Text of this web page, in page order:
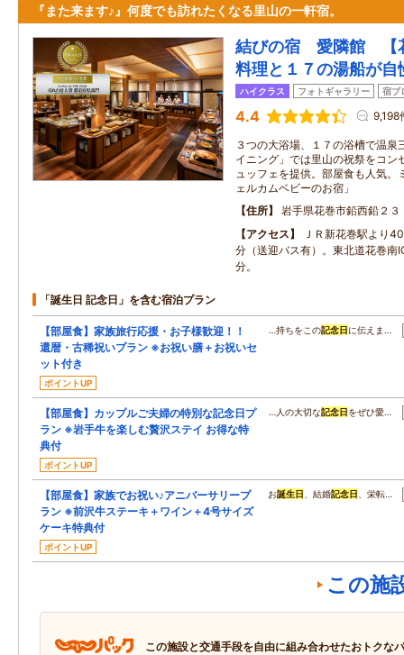
『また来ます♪』何度でも訪れたくなる里山の一軒宿。
結びの宿 愛隣館 【
料理と１７の湯船が自
ハイクラス フォトギャラリー 宿ブ
4.4 9,198
３つの大浴場、１７の浴槽で温泉
イニング」では里山の祝祭をコン
ュッフェを提供。部屋食も人気。
ェルカムベビーのお宿」
住所
岩手県花巻市鉛西鉛２３
アクセス
ＪＲ新花巻駅より
分（送迎バス有）。東北道花巻南
分。
「誕生日 記念日」を含む宿泊プラン
【部屋食】家族旅行応援・お子様歓迎！！
還暦・古稀祝いプラン ※お祝い膳＋お祝いセ
ット付き
ポイントUP
…持ちをこの記念日 に伝えま…
【部屋食】カップルご夫婦の特別な記念日プ
ラン ※岩手牛を楽しむ贅沢ステイ お得な特
典付
ポイントUP
…人の大切な記念日 をぜひ愛…
【部屋食】家族でお祝い♪アニバーサリープ
ラン ※前沢牛ステーキ＋ワイン＋4号サイズ
ケーキ特典付
ポイントUP
お誕生日 、結婚記念日 、栄転…
この施
この施設と交通手段を自由に組み合わせたおトクな